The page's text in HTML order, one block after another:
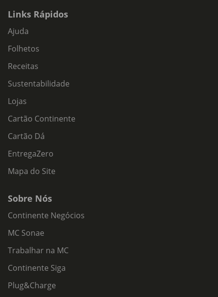
Links Rápidos
Ajuda
Folhetos
Receitas
Sustentabilidade
Lojas
Cartão Continente
Cartão Dá
EntregaZero
Mapa do Site
Sobre Nós
Continente Negócios
MC Sonae
Trabalhar na MC
Continente Siga
Plug&Charge